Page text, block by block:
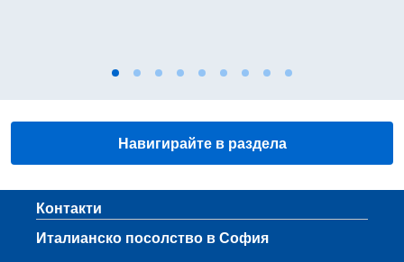
Навигирайте в раздела
Sezione footer
Контакти
Италианско посолство в София